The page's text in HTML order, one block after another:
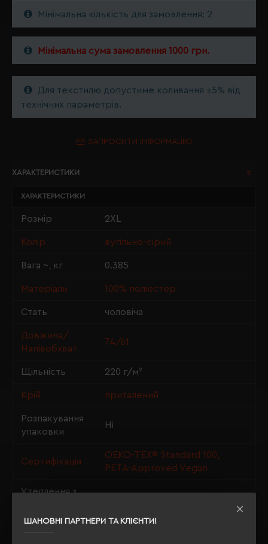
ШАНОВНІ ПАРТНЕРИ ТА КЛІЄНТИ!
Мінімальна кількість для замовлення: 2
Мінімальна сума замовлення 1000 грн.
Для текстилю допустиме коливання ±5% від
технічних параметрів.
ЗАПРОСИТИ ІНФОРМАЦІЮ
ХАРАКТЕРИСТИКИ
ХАРАКТЕРИСТИКИ
Розмір 2XL
Колір вугільно-сірий
Вага ~, кг 0.385
Матеріали 100% поліестер
Стать чоловіча
Довжина/
Напівобхват
74/61
Щільність 220 г/м²
Крій приталений
Розпакування
упаковки
Ні
Сертифікація
OEKO-TEX® Standard 100,
PETA-Approved Vegan
Утеплення з